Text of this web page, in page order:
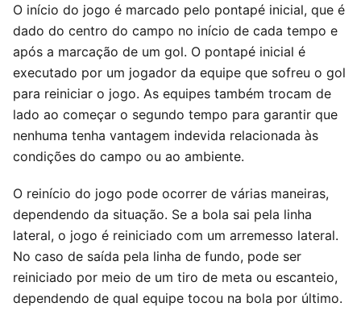
O início do jogo é marcado pelo pontapé inicial, que é
dado do centro do campo no início de cada tempo e
após a marcação de um gol. O pontapé inicial é
executado por um jogador da equipe que sofreu o gol
para reiniciar o jogo. As equipes também trocam de
lado ao começar o segundo tempo para garantir que
nenhuma tenha vantagem indevida relacionada às
condições do campo ou ao ambiente.
O reinício do jogo pode ocorrer de várias maneiras,
dependendo da situação. Se a bola sai pela linha
lateral, o jogo é reiniciado com um arremesso lateral.
No caso de saída pela linha de fundo, pode ser
reiniciado por meio de um tiro de meta ou escanteio,
dependendo de qual equipe tocou na bola por último.